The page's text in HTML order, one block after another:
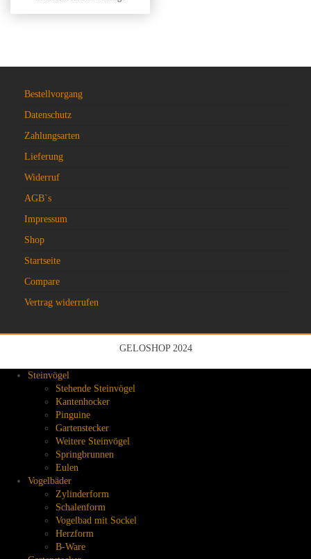
Bestellvorgang
Datenschutz
Zahlungsarten
Lieferung
Widerruf
AGB`s
Impressum
Shop
Startseite
Compare
Vertrag widerrufen
GELOSHOP 2024
Steinvögel
Stehende Steinvögel
Kantenhocker
Pinguine
Gartenstecker
Weitere Steinvögel
Springbrunnen
Eulen
Vogelbäder
Zylinderform
Schalenform
Vogelbad mit Sockel
Herzform
B-Ware